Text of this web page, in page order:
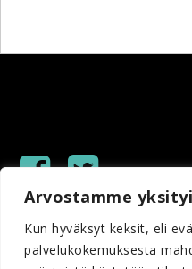
Arvostamme
Kun hyväksyt keksit, eli
palvelukokemuksesta
Copyright © 2023 Helsingin